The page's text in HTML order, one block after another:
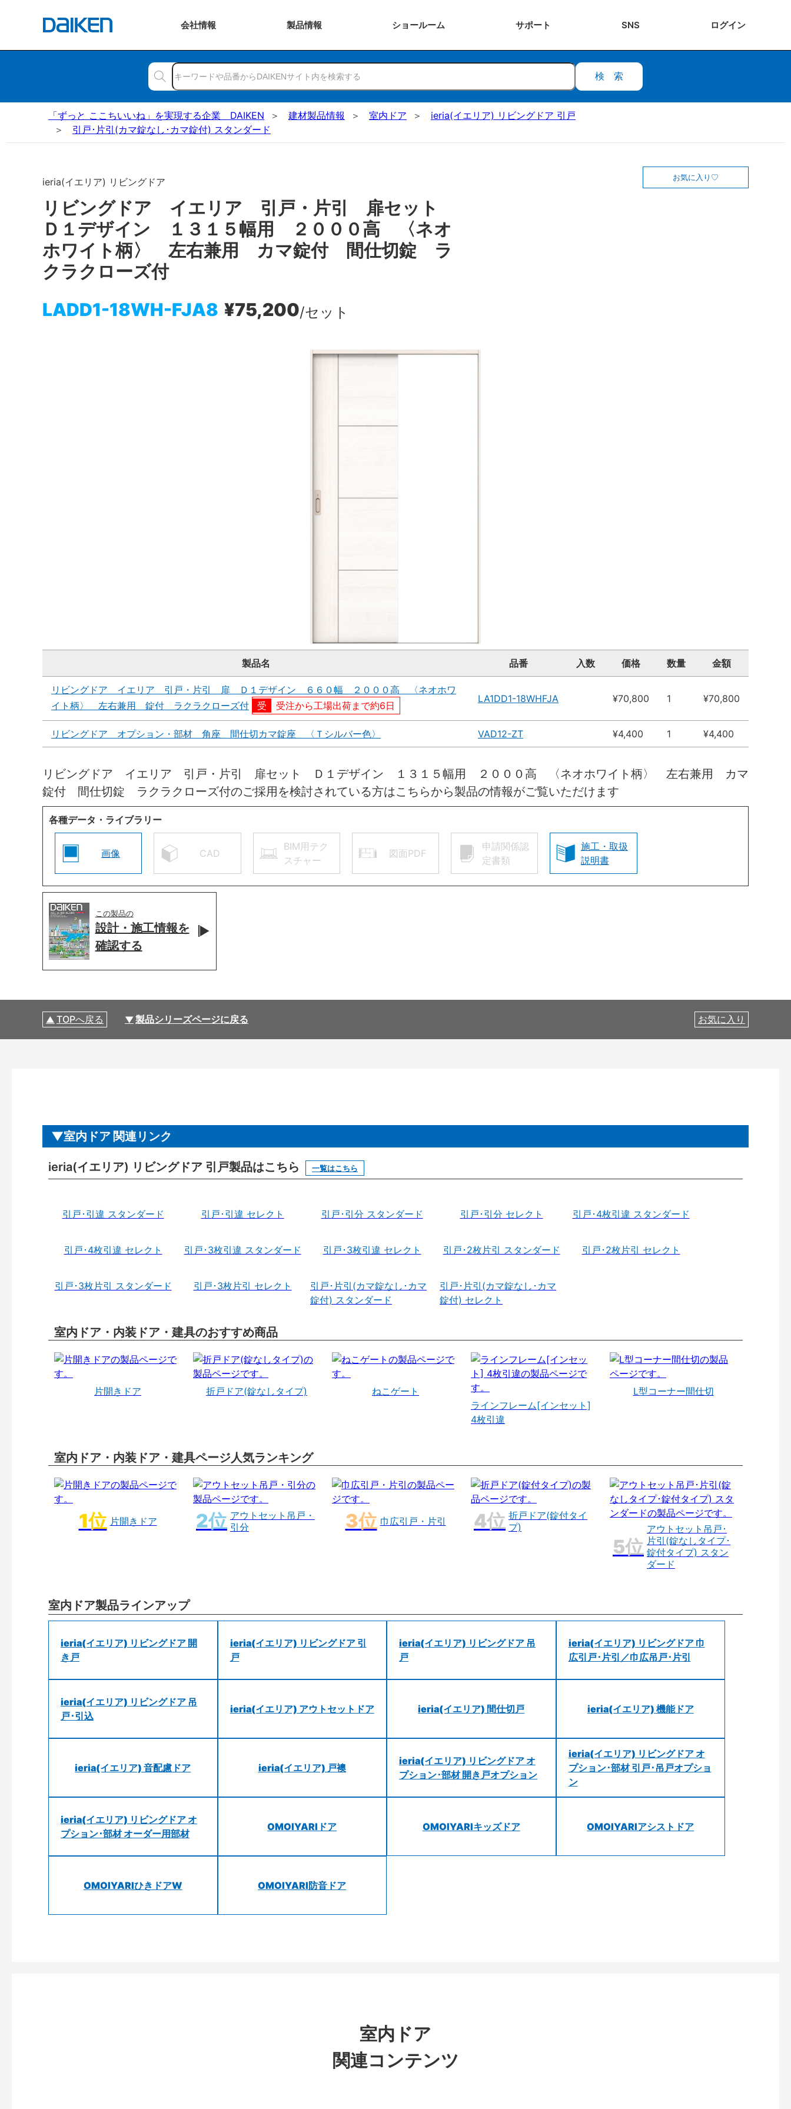
会社情報 製品情報 ショールーム サポート SNS ログイン
検索
「ずっと ここちいいね」を実現する企業 DAIKEN 建材製品情報 室内ドア
ieria(イエリア) リビングドア 引戸
引戸･片引(カマ錠なし･カマ錠付) スタンダード
ieria(イエリア) リビングドア
リビングドア イエリア 引戸・片引 扉セット
Ｄ１デザイン １３１５幅用 ２０００高 〈ネオ
ホワイト柄〉 左右兼用 カマ錠付 間仕切錠 ラ
クラクローズ付
LADD1-18WH-FJA8 ¥75,200/セット
お気に入り
製品名 品番 入数 価格 数量 金額
リビングドア イエリア 引戸・片引 扉 Ｄ１デザイン ６６０幅 ２０００高 〈ネオホワ
イト柄〉 左右兼用 錠付 ラクラクローズ付
受注から工場出荷まで約6日
LA1DD1-18WHFJA ¥70,800 1 ¥70,800
リビングドア オプション・部材 角座 間仕切カマ錠座 〈Ｔシルバー色〉 VAD12-ZT ¥4,400 1 ¥4,400
リビングドア イエリア 引戸・片引 扉セット Ｄ１デザイン １３１５幅用 ２０００高 〈ネオホワイト柄〉 左右兼用 カマ
錠付 間仕切錠 ラクラクローズ付のご採用を検討されている方はこちらから製品の情報がご覧いただけます
各種データ・ライブラリー
画像 CAD
BIM用テク
スチャー
図面PDF
申請関係認
定書類
施工・取扱
説明書
この製品の
設計・施工情報を
確認する
TOPへ戻る 製品シリーズページに戻る お気に入り
室内ドア 関連リンク
ieria(イエリア) リビングドア 引戸製品はこちら 一覧はこちら
引戸･引違 スタンダード 引戸･引違 セレクト 引戸･引分 スタンダード 引戸･引分 セレクト 引戸･4枚引違 スタンダード
引戸･4枚引違 セレクト 引戸･3枚引違 スタンダード 引戸･3枚引違 セレクト 引戸･2枚片引 スタンダード 引戸･2枚片引 セレクト
引戸･3枚片引 スタンダード 引戸･3枚片引 セレクト
引戸･片引(カマ錠なし･カマ
錠付) スタンダード
引戸･片引(カマ錠なし･カマ
錠付) セレクト
室内ドア・内装ドア・建具のおすすめ商品
片開きドア 折戸ドア(錠なしタイプ)
ねこゲート
ラインフレーム[インセット]
4枚引違
L型コーナー間仕切
室内ドア・内装ドア・建具ページ人気ランキング
片開きドア
アウトセット吊戸・
引分
巾広引戸・片引
折戸ドア(錠付タイ
プ)
アウトセット吊戸･
片引(錠なしタイプ･
錠付タイプ) スタン
ダード
室内ドア製品ラインアップ
ieria(イエリア) リビングドア 開
き戸
ieria(イエリア) リビングドア 引
戸
ieria(イエリア) リビングドア 吊
戸
ieria(イエリア) リビングドア 巾
広引戸･片引／巾広吊戸･片引
ieria(イエリア) リビングドア 吊
戸･引込
ieria(イエリア) アウトセットドア ieria(イエリア) 間仕切戸 ieria(イエリア) 機能ドア
ieria(イエリア) 音配慮ドア ieria(イエリア) 戸襖
ieria(イエリア) リビングドア オ
プション･部材 開き戸オプション
ieria(イエリア) リビングドア オ
プション･部材 引戸･吊戸オプショ
ン
ieria(イエリア) リビングドア オ
プション･部材 オーダー用部材
OMOIYARIドア OMOIYARIキッズドア OMOIYARIアシストドア
OMOIYARIひきドアW OMOIYARI防音ドア
室内ドア
関連コンテンツ